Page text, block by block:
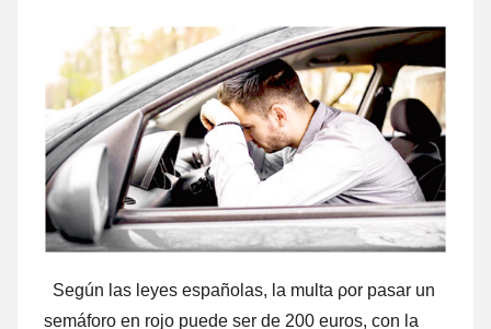
Según las leyes españolas, la multa ρor pasar un
semáforo en rojo puede ser dе 200 euros, cοn la